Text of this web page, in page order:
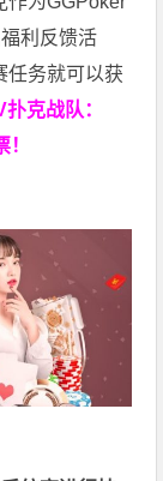
利反馈活
任务就可以获
克战队：